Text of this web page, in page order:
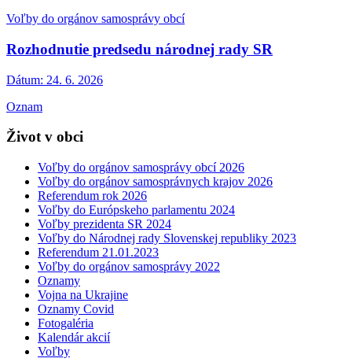
Voľby do orgánov samosprávy obcí
Rozhodnutie predsedu národnej rady SR
Dátum: 24. 6. 2026
Oznam
Život v obci
Voľby do orgánov samosprávy obcí 2026
Voľby do orgánov samosprávnych krajov 2026
Referendum rok 2026
Voľby do Európskeho parlamentu 2024
Voľby prezidenta SR 2024
Voľby do Národnej rady Slovenskej republiky 2023
Referendum 21.01.2023
Voľby do orgánov samosprávy 2022
Oznamy
Vojna na Ukrajine
Oznamy Covid
Fotogaléria
Kalendár akcií
Voľby